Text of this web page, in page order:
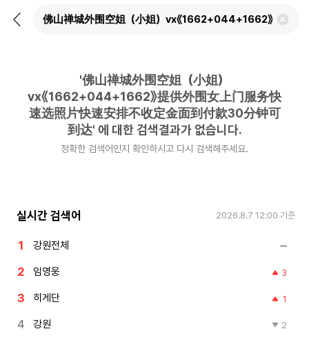
뒤
검
'佛山禅城外围空姐（小姐）
vx《1662+044+1662》提供外围女上门服务快
速选照片快速安排不收定金面到付款30分钟可
到达' 에 대한 검색결과가 없습니다.
정확한 검색어인지 확인하시고 다시 검색해주세요.
실시간 검색어 2026.8.7 12:00 기준
강원전체
임영웅 3
히게단 1
강원 2